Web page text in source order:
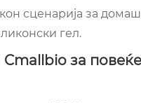
сценарија за
гел.
за